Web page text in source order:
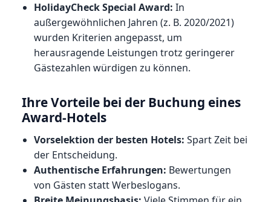
HolidayCheck Special Award: In
außergewöhnlichen Jahren (z. B. 2020/2021)
wurden Kriterien angepasst, um
herausragende Leistungen trotz geringerer
Gästezahlen würdigen zu können.
Ihre Vorteile bei der Buchung eines
Award-Hotels
Vorselektion der besten Hotels: Spart Zeit bei
der Entscheidung.
Authentische Erfahrungen: Bewertungen
von Gästen statt Werbeslogans.